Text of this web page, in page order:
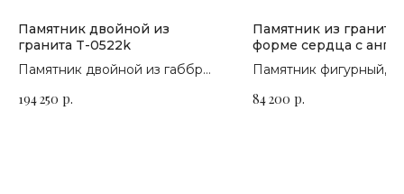
Памятник двойной из
гранита T-0522k
Памятник двойной из габбро-
гранита цветок Урала
194 250 р.
Памятник из гранита
форме сердца с
П-244
Памятник фигурный,
на выбор
84 200 р.